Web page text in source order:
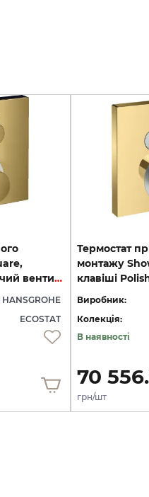
запірно-перемикаючий вентиль, 2-ох режимний, Polished Gold Optic (15714990)
HANSGROHE
ECOSTAT
Термостат
монтажу
Виробник:
Колекція:
В наявності
70 556.
грн/шт